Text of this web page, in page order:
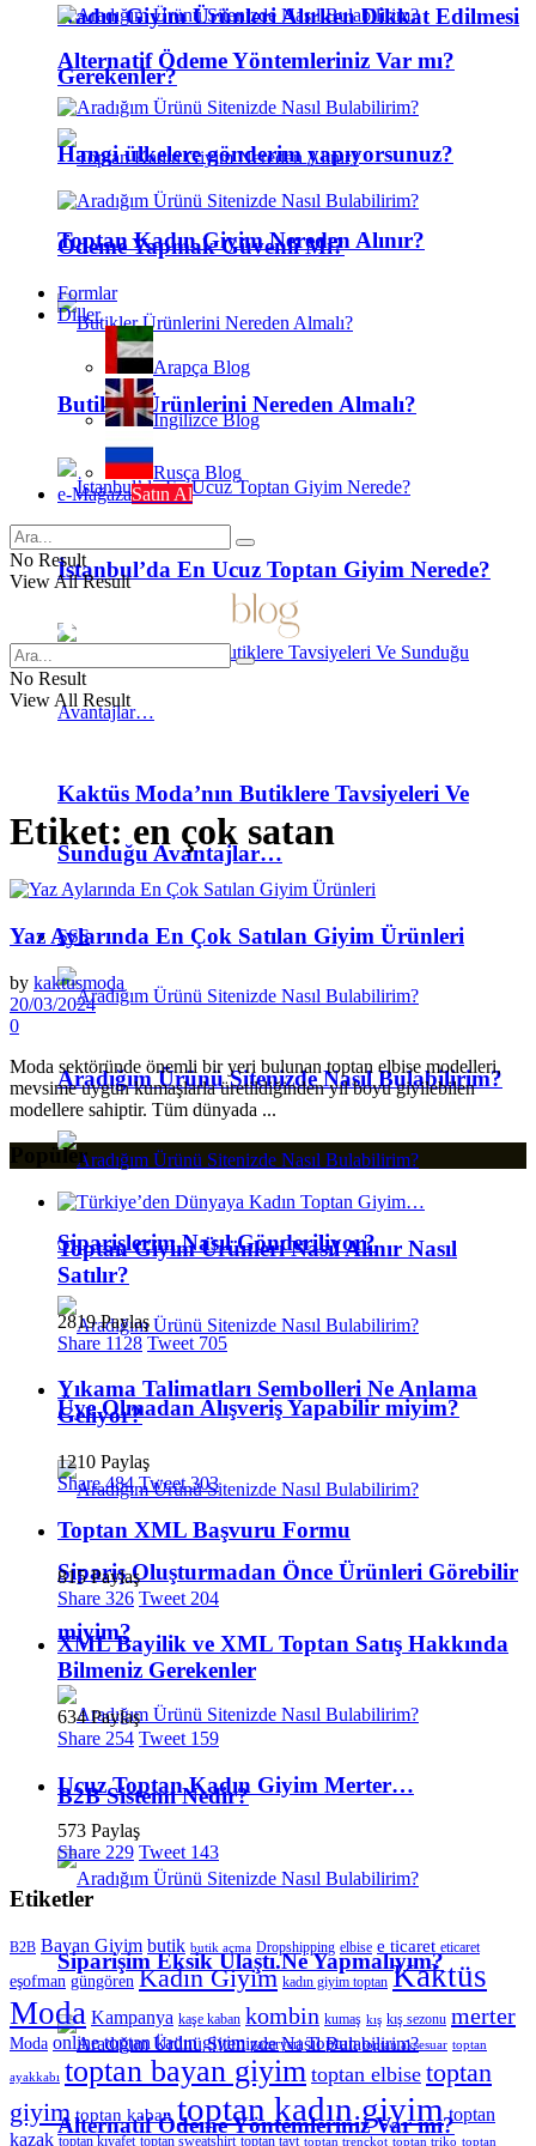
Kadın Giyim Ürünleri Alırken Dikkat Edilmesi
Gerekenler?
Toptan Kadın Giyim Nereden Alınır?
Butikler Ürünlerini Nereden Almalı?
İstanbul’da En Ucuz Toptan Giyim Nerede?
Kaktüs Moda’nın Butiklere Tavsiyeleri Ve
Sunduğu Avantajlar…
SSS
Aradığım Ürünü Sitenizde Nasıl Bulabilirim?
Siparişlerim Nasıl Gönderiliyor?
Üye Olmadan Alışveriş Yapabilir miyim?
Sipariş Oluşturmadan Önce Ürünleri Görebilir
miyim?
B2B Sistemi Nedir?
Siparişim Eksik Ulaştı.Ne Yapmalıyım?
Alternatif Ödeme Yöntemleriniz Var mı?
Alternatif Ödeme Yöntemleriniz Var mı?
Hangi ülkelere gönderim yapıyorsunuz?
Ödeme Yapmak Güvenli Mi?
Formlar
Diller
Arapça Blog
İngilizce Blog
Rusça Blog
e-MağazaSatın Al
No Result
View All Result
No Result
View All Result
Etiket: en çok satan
Yaz Aylarında En Çok Satılan Giyim Ürünleri
by kaktusmoda
20/03/2024
0
Moda sektöründe önemli bir yeri bulunan toptan elbise modelleri,
mevsime uygun kumaşlarla üretildiğinden yıl boyu giyilebilen
modellere sahiptir. Tüm dünyada ...
Popüler
Toptan Giyim Ürünleri Nasıl Alınır Nasıl
Satılır?
2819 Paylaş
Share 1128 Tweet 705
Yıkama Talimatları Sembolleri Ne Anlama
Geliyor?
1210 Paylaş
Share 484 Tweet 303
Toptan XML Başvuru Formu
815 Paylaş
Share 326 Tweet 204
XML Bayilik ve XML Toptan Satış Hakkında
Bilmeniz Gerekenler
634 Paylaş
Share 254 Tweet 159
Ucuz Toptan Kadın Giyim Merter…
573 Paylaş
Share 229 Tweet 143
Etiketler
B2B Bayan Giyim butik butik açma Dropshipping elbise e ticaret eticaret
eşofman güngören Kadın Giyim kadın giyim toptan Kaktüs
Moda Kampanya kaşe kaban kombin kumaş kış kış sezonu merter
Moda online toptan kadın giyim pazaryeri Toptan toptan aksesuar toptan
ayakkabı toptan bayan giyim toptan elbise toptan
giyim toptan kaban toptan kadın giyim toptan
kazak toptan kıyafet toptan sweatshirt toptan tayt toptan trençkot toptan triko toptan